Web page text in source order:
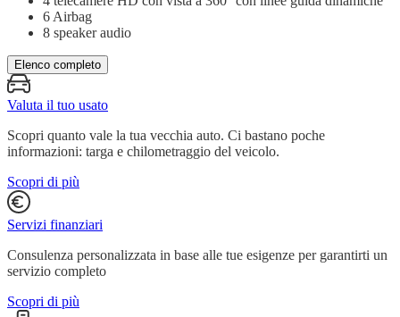
6 Airbag
8 speaker audio
Elenco completo
Valuta il tuo usato
Scopri quanto vale la tua vecchia auto. Ci bastano poche
informazioni: targa e chilometraggio del veicolo.
Scopri di più
Servizi finanziari
Consulenza personalizzata in base alle tue esigenze per garantirti un
servizio completo
Scopri di più